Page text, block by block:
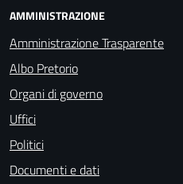
AMMINISTRAZIONE
Amministrazione Trasparente
Albo Pretorio
Organi di governo
Uffici
Politici
Documenti e dati